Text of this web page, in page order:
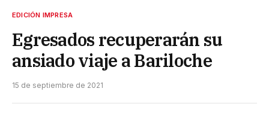
EDICIÓN IMPRESA
Egresados recuperarán su
ansiado viaje a Bariloche
15 de septiembre de 2021